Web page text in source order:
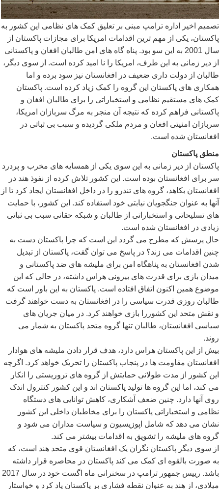
تصمیم اخیر اداره ترامپ مبنی بر تعلیق کمک های نظامی این کشور به
پاکستان، یکی از مهم ترین اقدامات امریکا برای مجازات پاکستان از
سال 2001 به این سو بود. پناه گاه های امن طالبان افغان و پاکستانی
از دیر زمانی به این طرف، امریکا را نا امید کرده است. از سوی دیگر،
طالبان از دولت داری ضعیف در افغانستان نیز سود برده و اما
همکاری های پاکستان این گروه را کمک زیاد کرده است. پاکستان
کمک های مستقیم نظامی و استخباراتی را برای طالبان افغان و
پاکستانی فراهم کرده که نتیجه آن منجر به مرگ سربازان امریکا،
سربازان امنیتی افغان و مردم ملکی گردیده و سبب بی ثباتی در
افغانستان شده است.
منطق پاکستان
پاکستان از دیر زمانی به این سوی یکی از همسایه های مخرب و پردرد
سر برای افغانستان بوده است. این کشور تلاش کرده از نفوذ هند در
افغانستان بکاهد، گروه های تندرو را در داخل افغانستان ایجاد کرد تا از
آنها به عنوان جنگجویان نیابتی خود استفاده کند. این کشور، با حمایت
های تسلیحاتی و استخباراتی از طالبان و شبکه حقانی سبب بی ثباتی
زیادی در افغانستان شده است.
حال پرسش که مطرح می گردد این است که چرا پاکستان دست به
چنین اقدامات می زند؟ در پاسخ می توان گفت، پاکستان از تبدیل
شدن افغانستان به پناهگاه امن برای ملیشه های ضد پاکستانی و
میدان بازی برای قدرت های بیرونی هراس داشته، در حالی که این
موضوع همین اکنون اتفاق افتاده است. پاکستان به این باور است که
طالبان روزی قدرت سیاسی را در افغانستان به دست خواهند گرفت
و نقش متحد این کشوررا بازی خواهند کرد. در میان جریان های
سیاسی افغانستان، طالبان تنها گروه متحد پاکستان به شمار می
روند.
بیش از این پاکستان هراس دارد، هدف قرار دادن ملیشه های هوادار
افغانستان مقاومت ها در پنجاب پاکستان را تحریک خواهد کرد. اگرچه
این کشور از مدت طولانی حمایتش از گروه های تروریستی را انکار
می کند، اما این گروه ها تولید پاکستان اند و این کشور کنترول اندک
روی آنها دارد. چنین ضعف آشکاری، کاهش توانایی های دستگاه
نظامی و استخباراتی پاکستان را برای مخاطبان داخلی این کشور
نشان می دهد که شامل اپوزیسیون و سیاست مداران می شود و
گروه های ملیشه را تشویق به اقدامات بیشتر می کند.
از سوی دیگر پاکستان نگران یک افغانستان قوی متحد هند است، که
به صورت بالقوه ای کمک می کند پاکستان در محاصره قرار داشته
باشد. رییس جمهور ترامپ در سخنرانی ماه اگست خود در سال 2017
میلادی، از هند به عنوان نقطه فشاری بر پاکستان یاد کرد و خواستار